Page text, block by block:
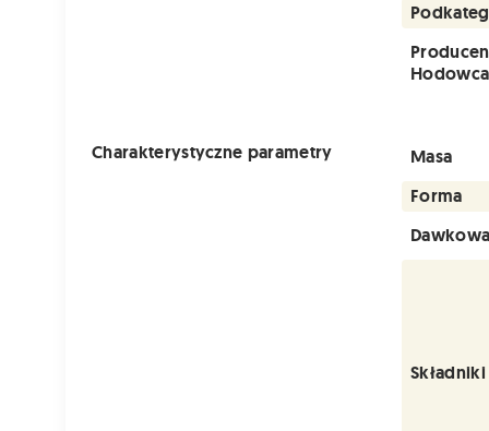
Hodowca
Charakterystyczne parametry Masa
Forma
Składniki